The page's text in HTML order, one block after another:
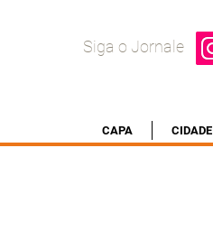
Siga o Jornale
CAPA CIDADE